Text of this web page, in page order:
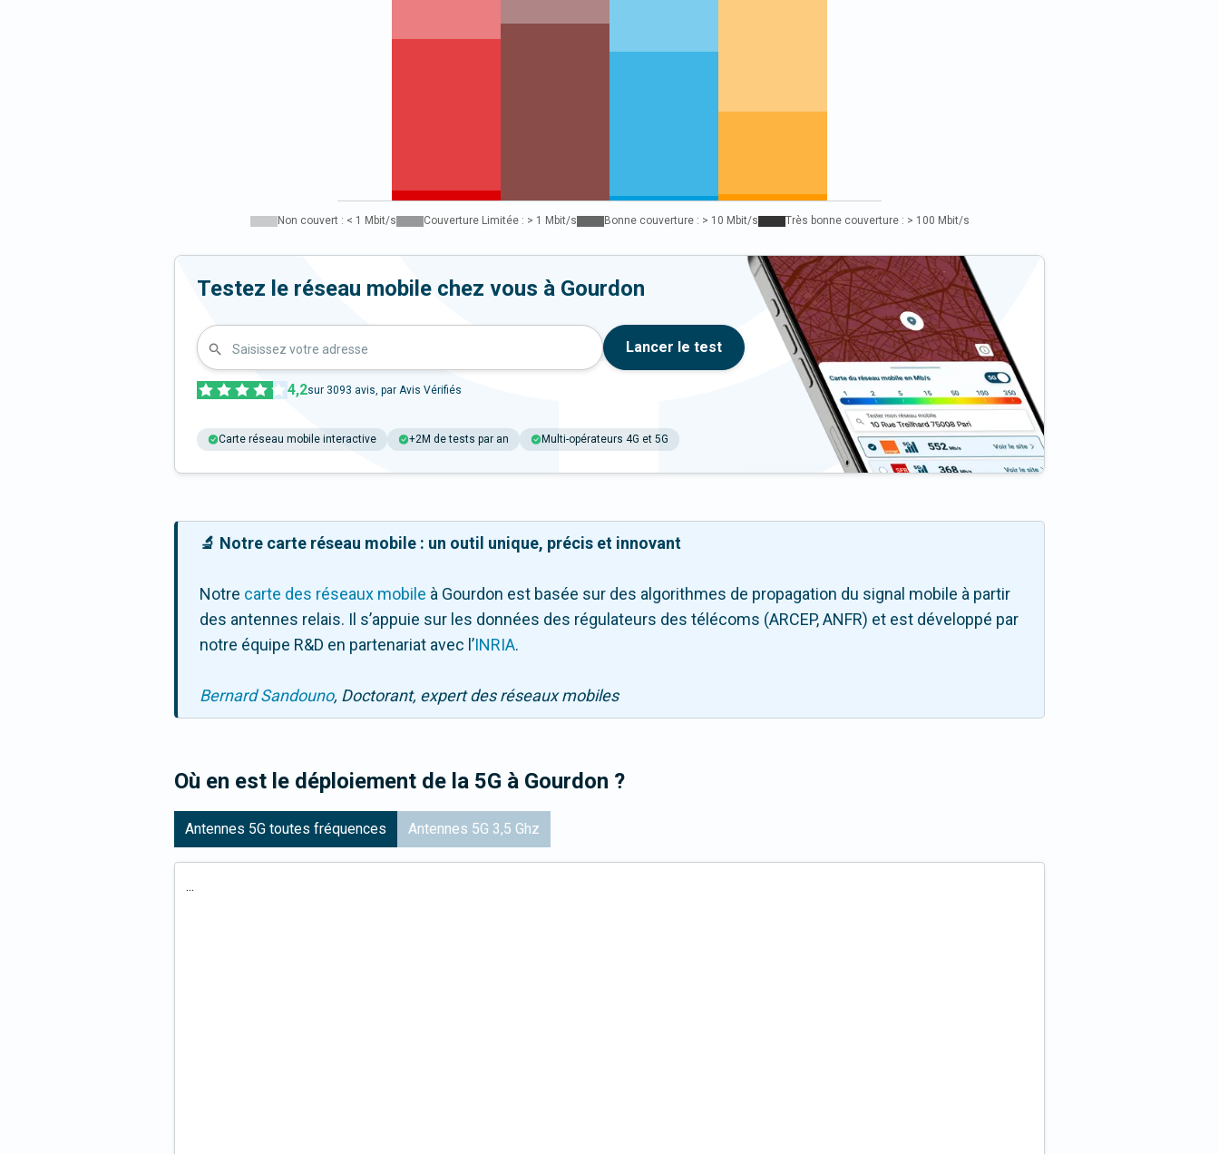
Non couvert : < 1 Mbit/s Couverture Limitée : > 1 Mbit/s Bonne couverture : > 10 Mbit/s Très bonne couverture : > 100 Mbit/s
Testez le réseau mobile chez vous à Gourdon
Saisissez votre adresse Lancer le test
4,2sur 3093 avis, par Avis Vérifiés
Carte réseau mobile interactive +2M de tests par an Multi-opérateurs 4G et 5G
🔬 Notre carte réseau mobile : un outil unique, précis et innovant
Notre carte des réseaux mobile à Gourdon est basée sur des algorithmes de propagation du signal mobile à partir
des antennes relais. Il s’appuie sur les données des régulateurs des télécoms (ARCEP, ANFR) et est développé par
notre équipe R&D en partenariat avec l ’INRIA.
Bernard Sandouno, Doctorant, expert des réseaux mobiles
Où en est le déploiement de la 5G à Gourdon ?
Antennes 5G toutes fréquences Antennes 5G 3,5 Ghz
...